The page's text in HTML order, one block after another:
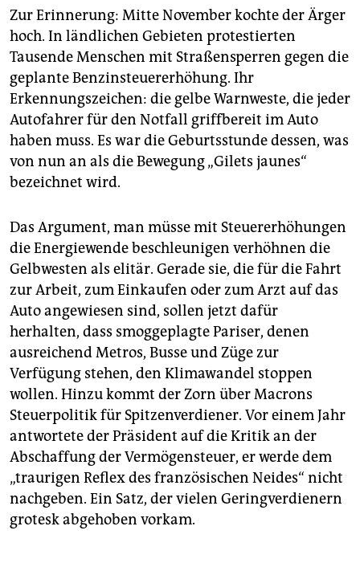
Zur Erinnerung: Mitte November kochte der Ärger
hoch. In ländlichen Gebieten protestierten
Tausende Menschen mit Straßensperren gegen die
geplante Benzinsteuererhöhung. Ihr
Erkennungszeichen: die gelbe Warnweste, die jeder
Autofahrer für den Notfall griffbereit im Auto
haben muss. Es war die Geburtsstunde dessen, was
von nun an als die Bewegung „Gilets jaunes“
bezeichnet wird.
Das Argument, man müsse mit Steuererhöhungen
die Energiewende beschleunigen verhöhnen die
Gelbwesten als elitär. Gerade sie, die für die Fahrt
zur Arbeit, zum Einkaufen oder zum Arzt auf das
Auto angewiesen sind, sollen jetzt dafür
herhalten, dass smoggeplagte Pariser, denen
ausreichend Metros, Busse und Züge zur
Verfügung stehen, den Klimawandel stoppen
wollen. Hinzu kommt der Zorn über Macrons
Steuerpolitik für Spitzenverdiener. Vor einem Jahr
antwortete der Präsident auf die Kritik an der
Abschaffung der Vermögensteuer, er werde dem
„traurigen Reflex des französischen Neides“ nicht
nachgeben. Ein Satz, der vielen Geringverdienern
grotesk abgehoben vorkam.